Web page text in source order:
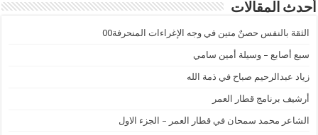
أحدث المقالات
الثقة بالنفس حصنٌ متين في وجه الإغراءات المنحرفة00
سبع أصابع – وسيلة أمين سامي
زياد عبدالرحيم صباح في ذمة الله
أرشيف برنامج قطار العمر
الشاعر محمد سمحان في قطار العمر – الجزء الاول